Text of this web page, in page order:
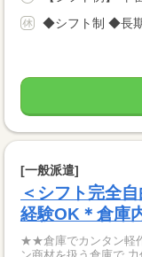
◆シフト制 ◆長
[一般派遣]
＜シフト完全
経験OK＊倉庫
★★倉庫でカンタン軽